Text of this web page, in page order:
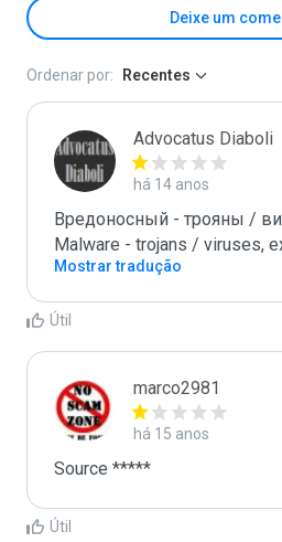
Deixe um
Ordenar por: Recentes
Advocatus Diaboli
há 14 anos
Вредоносный - трояны /
Malware - trojans / viruses,
Mostrar tradução
Útil
marco2981
há 15 anos
Source *****
Útil